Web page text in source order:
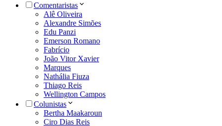
Comentaristas
Alê Oliveira
Alexandre Simões
Edu Panzi
Emerson Romano
Fabrício
João Vitor Xavier
Marques
Nathália Fiuza
Thiago Reis
Wellington Campos
Colunistas
Bertha Maakaroun
Ciro Dias Reis